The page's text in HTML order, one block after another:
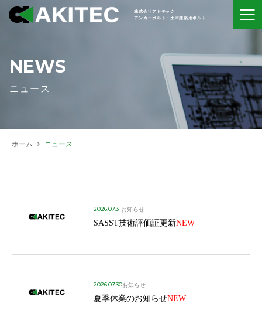
株式会社アキテック
アンカーボルト・土木建築用ボルト
NEWS
ニュース
ホーム ニュース
2026.07.31お知らせ
SASST技術評価証更新NEW
2026.07.30お知らせ
夏季休業のお知らせNEW